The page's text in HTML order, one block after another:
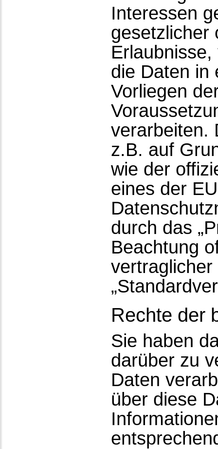
Interessen
gesetzlicher
die Daten in
Vorliegen
verarbeiten.
z.B. auf
wie der
eines der
durch das
Beachtung
Rechte der
Sie haben
darüber zu
Daten
über diese